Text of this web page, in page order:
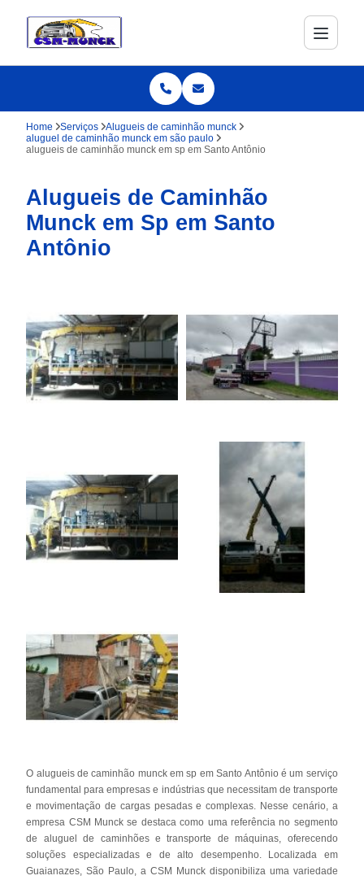
Home Serviços
Alugueis de caminhão munck
aluguel de caminhão munck em são paulo
alugueis de caminhão munck em sp em Santo Antônio
Alugueis de Caminhão
Munck em Sp em Santo
Antônio
O alugueis de caminhão munck em sp em Santo Antônio é um serviço
fundamental para empresas e indústrias que necessitam de transporte
e movimentação de cargas pesadas e complexas. Nesse cenário, a
empresa CSM Munck se destaca como uma referência no segmento
de aluguel de caminhões e transporte de máquinas, oferecendo
soluções especializadas e de alto desempenho. Localizada em
Guaianazes, São Paulo, a CSM Munck disponibiliza uma variedade